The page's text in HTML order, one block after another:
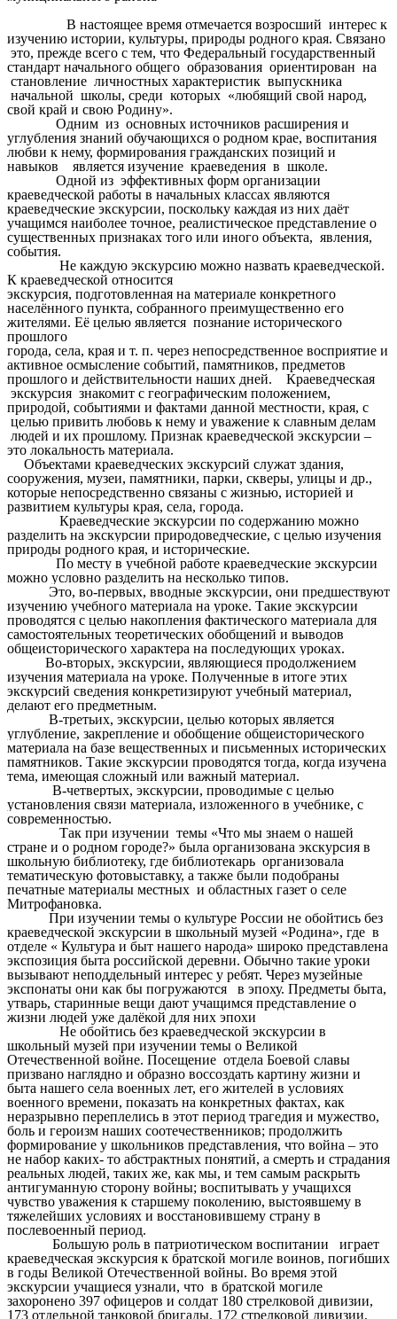
В настоящее время отмечается возросший интерес к
изучению истории, культуры, природы родного края. Связано
это, прежде всего с тем, что Федеральный государственный
стандарт начального общего образования ориентирован на
становление личностных характеристик выпускника
начальной школы, среди которых «любящий свой народ,
свой край и свою Родину».
Одним из основных источников расширения и
углубления знаний обучающихся о родном крае, воспитания
любви к нему, формирования гражданских позиций и
навыков является изучение краеведения в школе.
Одной из эффективных форм организации
краеведческой работы в начальных классах являются
краеведческие экскурсии, поскольку каждая из них даёт
учащимся наиболее точное, реалистическое представление о
существенных признаках того или иного объекта, явления,
события.
Не каждую экскурсию можно назвать краеведческой.
К краеведческой относится
экскурсия, подготовленная на материале конкретного
населённого пункта, собранного преимущественно его
жителями. Её целью является познание исторического
прошлого
города, села, края и т. п. через непосредственное восприятие и
активное осмысление событий, памятников, предметов
прошлого и действительности наших дней. Краеведческая
экскурсия знакомит с географическим положением,
природой, событиями и фактами данной местности, края, с
целью привить любовь к нему и уважение к славным делам
людей и их прошлому. Признак краеведческой экскурсии –
это локальность материала.
Объектами краеведческих экскурсий служат здания,
сооружения, музеи, памятники, парки, скверы, улицы и др.,
которые непосредственно связаны с жизнью, историей и
развитием культуры края, села, города.
Краеведческие экскурсии по содержанию можно
разделить на экскурсии природоведческие, с целью изучения
природы родного края, и исторические.
По месту в учебной работе краеведческие экскурсии
можно условно разделить на несколько типов.
Это, во-первых, вводные экскурсии, они предшествуют
изучению учебного материала на уроке. Такие экскурсии
проводятся с целью накопления фактического материала для
самостоятельных теоретических обобщений и выводов
общеисторического характера на последующих уроках.
Во-вторых, экскурсии, являющиеся продолжением
изучения материала на уроке. Полученные в итоге этих
экскурсий сведения конкретизируют учебный материал,
делают его предметным.
В-третьих, экскурсии, целью которых является
углубление, закрепление и обобщение общеисторического
материала на базе вещественных и письменных исторических
памятников. Такие экскурсии проводятся тогда, когда изучена
тема, имеющая сложный или важный материал.
В-четвертых, экскурсии, проводимые с целью
установления связи материала, изложенного в учебнике, с
современностью.
Так при изучении темы «Что мы знаем о нашей
стране и о родном городе?» была организована экскурсия в
школьную библиотеку, где библиотекарь организовала
тематическую фотовыставку, а также были подобраны
печатные материалы местных и областных газет о селе
Митрофановка.
При изучении темы о культуре России не обойтись без
краеведческой экскурсии в школьный музей «Родина», где в
отделе « Культура и быт нашего народа» широко представлена
экспозиция быта российской деревни. Обычно такие уроки
вызывают неподдельный интерес у ребят. Через музейные
экспонаты они как бы погружаются в эпоху. Предметы быта,
утварь, старинные вещи дают учащимся представление о
жизни людей уже далёкой для них эпохи
Не обойтись без краеведческой экскурсии в
школьный музей при изучении темы о Великой
Отечественной войне. Посещение отдела Боевой славы
призвано наглядно и образно воссоздать картину жизни и
быта нашего села военных лет, его жителей в условиях
военного времени, показать на конкретных фактах, как
неразрывно переплелись в этот период трагедия и мужество,
боль и героизм наших соотечественников; продолжить
формирование у школьников представления, что война – это
не набор каких- то абстрактных понятий, а смерть и страдания
реальных людей, таких же, как мы, и тем самым раскрыть
антигуманную сторону войны; воспитывать у учащихся
чувство уважения к старшему поколению, выстоявшему в
тяжелейших условиях и восстановившему страну в
послевоенный период.
Большую роль в патриотическом воспитании играет
краеведческая экскурсия к братской могиле воинов, погибших
в годы Великой Отечественной войны. Во время этой
экскурсии учащиеся узнали, что в братской могиле
захоронено 397 офицеров и солдат 180 стрелковой дивизии,
173 отдельной танковой бригады, 172 стрелковой дивизии,